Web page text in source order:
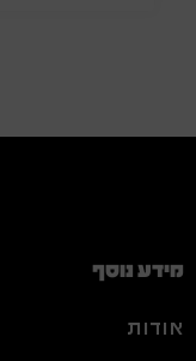
מידע נוסף
אודות